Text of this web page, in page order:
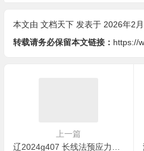
本文由 文档天下发表于 2026年2
转载请务必保留本文链接： https://
上一篇